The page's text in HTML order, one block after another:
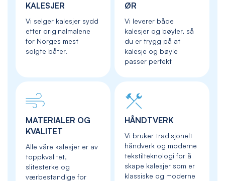
KALESJER
Vi selger kalesjer sydd
etter originalmalene
for Norges mest
solgte båter.
ØR
Vi leverer både
kalesjer og bøyler, så
du er trygg på at
kalesje og bøyle
passer perfekt
MATERIALER OG
KVALITET
Alle våre kalesjer er av
toppkvalitet,
slitesterke og
værbestandige for
HÅNDTVERK
Vi bruker tradisjonelt
håndverk og moderne
tekstilteknologi for å
skape kalesjer som er
klassiske og moderne